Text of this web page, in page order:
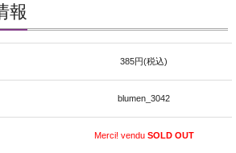
報
385円(税込)
blumen_3042
Merci! venduSOLD OUT